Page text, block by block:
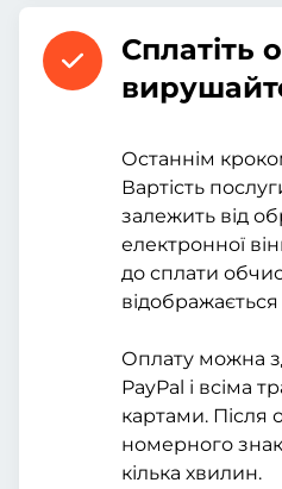
Сплатіть
Останнім
Вартість
залежить від
електронної
до сплати
відображається
Оплату можна
PayPal і всіма
картами. Після
номерного
кілька хвилин.